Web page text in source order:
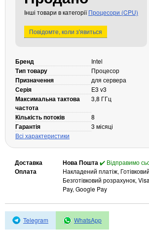
Кабелі та роз'єми
Аксесуари
Павербанки
Кабелі, роз'єми, перехідники
Аксесуари для ноутбуків
Зовнішні блоки живлення
Периферійні пристрої
Монітори
Клавіатури, миші, комплекти
Відеоспостереження
Автоматичні вимикачі
Інші товари в категоріїПроцесори (CPU)
Повідомте, коли з'явиться
Бренд Intel
Тип товару Процесор
Призначення для сервера
Серія E3 v3
Максимальна тактова
частота
3,8 ГГц
Кількість потоків 8
Гарантія
3 місяці
Всі характеристики
Доставка Нова Пошта✔️ Відправимо
Оплата
Накладений платіж,
Безготівковий розрахунок,
Pay, Google Pay
Telegram WhatsApp